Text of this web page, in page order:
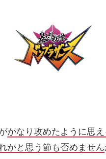
かなり攻めたように思え
かと思う節も否めません